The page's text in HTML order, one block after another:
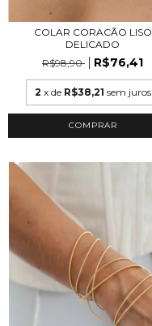
COLAR CORACÃO LISO
DELICADO
R$98,90
R$76,41
2 x de R$38,21 sem juros
COMPRAR